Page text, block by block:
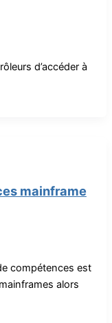
d’accéder à
mainframe
compétences est
alors